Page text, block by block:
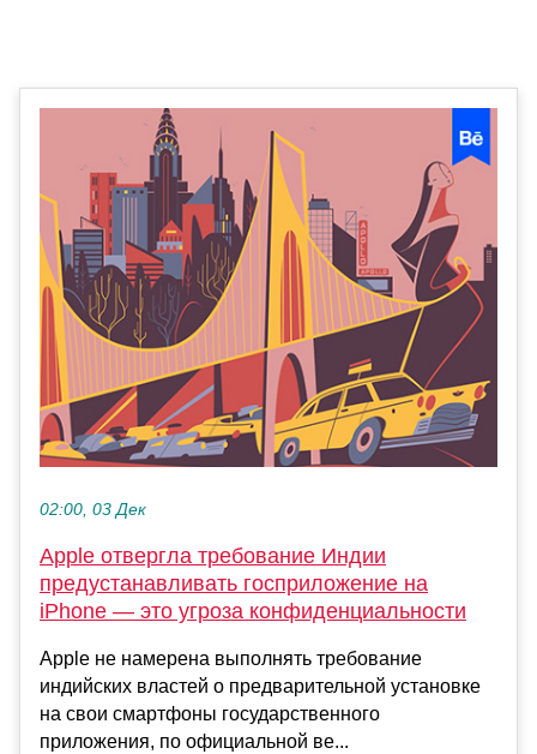
02:00, 03 Дек
Apple отвергла требование Индии
предустанавливать госприложение на
iPhone — это угроза конфиденциальности
Apple не намерена выполнять требование
индийских властей о предварительной установке
на свои смартфоны государственного
приложения, по официальной ве...